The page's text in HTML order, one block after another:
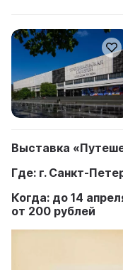
Выставка
Где: г. Санкт-
Когда: до 14
от 200 рублей